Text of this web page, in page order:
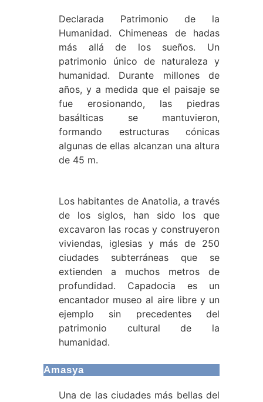
Declarada Patrimonio de la
Humanidad. Chimeneas de hadas
más allá de los sueños. Un
patrimonio único de naturaleza y
humanidad. Durante millones de
años, y a medida que el paisaje se
fue erosionando, las piedras
basálticas se mantuvieron,
formando estructuras cónicas
algunas de ellas alcanzan una altura
de 45 m.
Los habitantes de Anatolia, a través
de los siglos, han sido los que
excavaron las rocas y construyeron
viviendas, iglesias y más de 250
ciudades subterráneas que se
extienden a muchos metros de
profundidad. Capadocia es un
encantador museo al aire libre y un
ejemplo sin precedentes del
patrimonio cultural de la
humanidad.
Amasya
Una de las ciudades más bellas del